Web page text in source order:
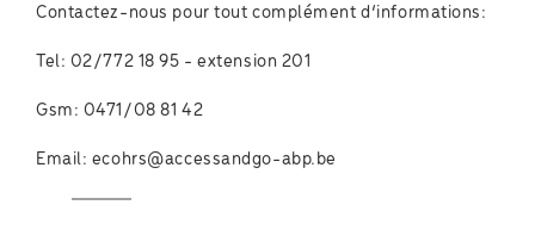
Contactez-nous pour tout complément d’informations:
Tel: 02/772 18 95 - extension 201
Gsm: 0471/08 81 42
Email: ecohrs@accessandgo-abp.be